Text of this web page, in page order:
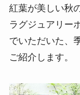
紅葉が美しい秋
ラグジュアリー
でいただいた、
ご紹介します。